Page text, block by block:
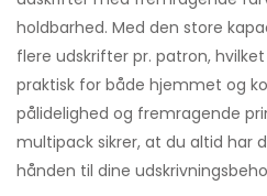
holdbarhed. Med den store
flere udskrifter pr. patron,
praktisk for både hjemmet og
pålidelighed og fremragende
multipack sikrer, at du altid har
hånden til dine